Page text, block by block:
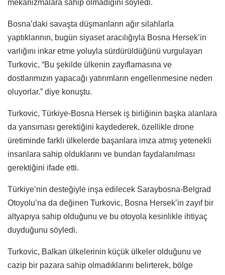
mekanizmalara sahip olmadığını söyledi.
Bosna’daki savaşta düşmanların ağır silahlarla
yaptıklarının, bugün siyaset aracılığıyla Bosna Hersek’in
varlığını inkar etme yoluyla sürdürüldüğünü vurgulayan
Turkovic, “Bu şekilde ülkenin zayıflamasına ve
dostlarımızın yapacağı yatırımların engellenmesine neden
oluyorlar.” diye konuştu.
Turkovic, Türkiye-Bosna Hersek iş birliğinin başka alanlara
da yansıması gerektiğini kaydederek, özellikle drone
üretiminde farklı ülkelerde başarılara imza atmış yetenekli
insanlara sahip olduklarını ve bundan faydalanılması
gerektiğini ifade etti.
Türkiye’nin desteğiyle inşa edilecek Saraybosna-Belgrad
Otoyolu’na da değinen Turkovic, Bosna Hersek’in zayıf bir
altyapıya sahip olduğunu ve bu otoyola kesinlikle ihtiyaç
duyduğunu söyledi.
Turkovic, Balkan ülkelerinin küçük ülkeler olduğunu ve
cazip bir pazara sahip olmadıklarını belirterek, bölge